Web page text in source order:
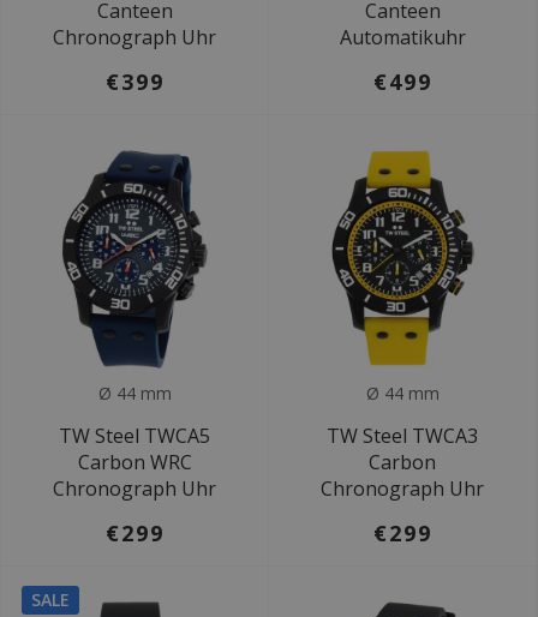
Canteen
Chronograph Uhr
€399
Canteen
Automatikuhr
€499
Ø 44 mm
TW Steel TWCA5
Carbon WRC
Chronograph Uhr
€299
Ø 44 mm
TW Steel TWCA3
Carbon
Chronograph Uhr
€299
SALE